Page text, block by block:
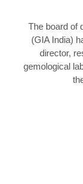
The board of
(GIA India)
director,
gemological